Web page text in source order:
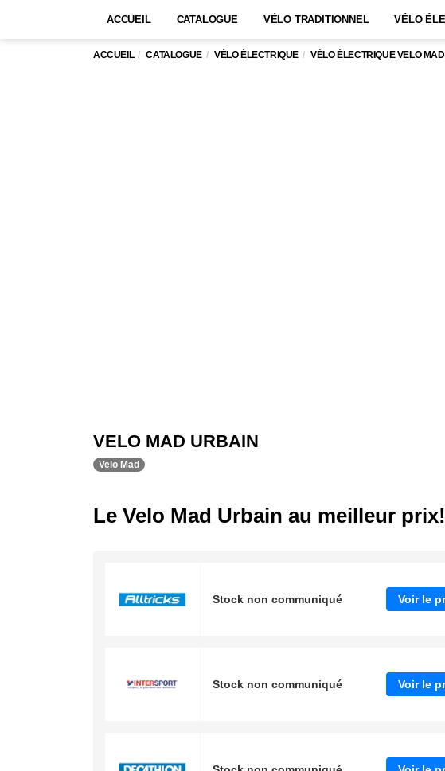
ACCUEIL CATALOGUE VÉLO TRADITIONNEL VÉLO
ACCUEIL CATALOGUE VÉLO ÉLECTRIQUE VÉLO ÉLECTRIQUE VELO MAD
VELO MAD URBAIN
Velo Mad
Le Velo Mad Urbain au meilleur prix!
Stock non communiqué Voir le
Stock non communiqué Voir le